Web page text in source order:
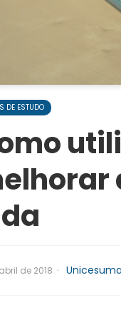
DE ESTUDO
de 2018 ·